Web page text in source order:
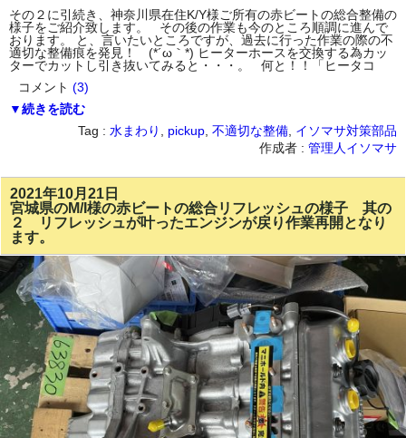
その２に引続き、神奈川県在住K/Y様ご所有の赤ビートの総合整備の
様子をご紹介致します。 その後の作業も今のところ順調に進んで
おります。 と、言いたいところですが、過去に行った作業の際の不
適切な整備痕を発見！ (*´ω｀*) ヒーターホースを交換する為カッ
ターでカットし引き抜いてみると・・・。 何と！！「ヒータコ
コメント (3)
▼続きを読む
Tag : 水まわり pickup 不適切な整備 イソマサ対策部品
作成者 : 管理人イソマサ
2021年10月21日
宮城県のM/I様の赤ビートの総合リフレッシュの様子 其の
２ リフレッシュが叶ったエンジンが戻り作業再開となり
ます。